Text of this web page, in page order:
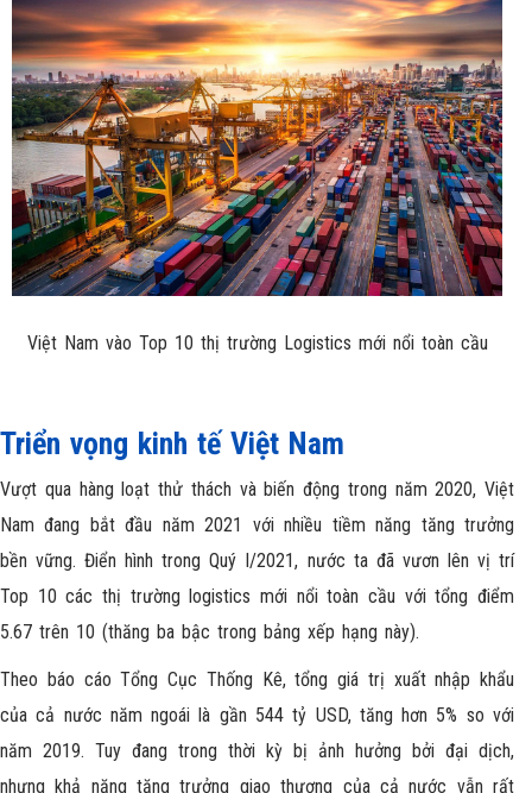
Việt Nam vào Top 10 thị trường Logistics mới nổi toàn cầu
Triển vọng kinh tế Việt Nam
Vượt qua hàng loạt thử thách và biến động trong năm 2020, Việt
Nam đang bắt đầu năm 2021 với nhiều tiềm năng tăng trưởng
bền vững. Điển hình trong Quý I/2021, nước ta đã vươn lên vị trí
Top 10 các thị trường logistics mới nổi toàn cầu với tổng điểm
5.67 trên 10 (thăng ba bậc trong bảng xếp hạng này).
Theo báo cáo Tổng Cục Thống Kê, tổng giá trị xuất nhập khẩu
của cả nước năm ngoái là gần 544 tỷ USD, tăng hơn 5% so với
năm 2019. Tuy đang trong thời kỳ bị ảnh hưởng bởi đại dịch,
nhưng khả năng tăng trưởng giao thương của cả nước vẫn rất